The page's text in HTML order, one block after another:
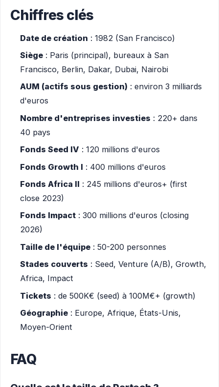
Chiffres clés
Date de création : 1982 (San Francisco)
Siège : Paris (principal), bureaux à San
Francisco, Berlin, Dakar, Dubai, Nairobi
AUM (actifs sous gestion) : environ 3 milliards
d'euros
Nombre d'entreprises investies : 220+ dans
40 pays
Fonds Seed IV : 120 millions d'euros
Fonds Growth I : 400 millions d'euros
Fonds Africa II : 245 millions d'euros+ (first
close 2023)
Fonds Impact : 300 millions d'euros (closing
2026)
Taille de l'équipe : 50-200 personnes
Stades couverts : Seed, Venture (A/B), Growth,
Africa, Impact
Tickets : de 500K€ (seed) à 100M€+ (growth)
Géographie : Europe, Afrique, États-Unis,
Moyen-Orient
FAQ